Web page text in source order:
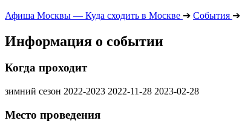
Афиша Москвы — Куда сходить в Москве ➔ События ➔
Информация о событии
Когда проходит
зимний сезон 2022-2023 2022-11-28 2023-02-28
Место проведения